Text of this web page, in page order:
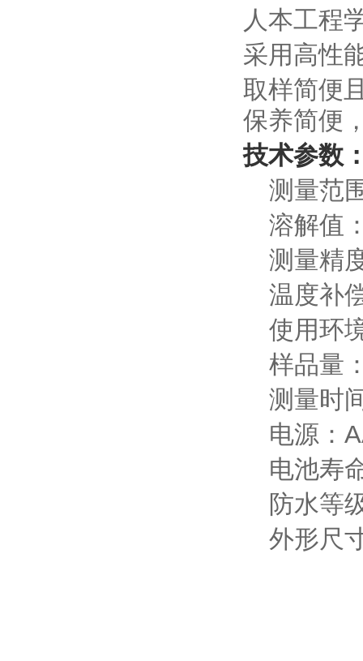
人本工程
采用高性
取样简便
保养简便
技术参数
测量范
溶解值
测量精
温度补
使用环
样品量
测量时
电源：
电池寿
防水等
外形尺